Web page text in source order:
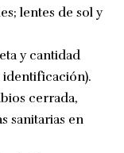
lentes de sol y
y cantidad
cerrada,
sanitarias en